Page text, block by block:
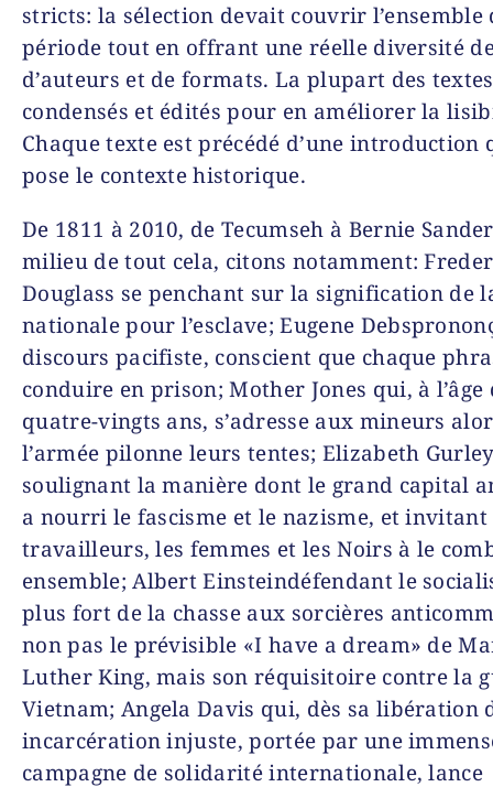
stricts: la sélection devait couvrir l’ensemble
période tout en offrant une réelle diversité
d’auteurs et de formats. La plupart des
condensés et édités pour en améliorer la
Chaque texte est précédé d’une introduction
pose le contexte historique.
De 1811 à 2010, deTecumseh à Bernie
milieu de tout cela, citons notamment:
Douglass se penchant sur la signification de
nationale pour l’esclave;Eugene Debs
discours pacifiste, conscient que chaque
conduire en prison;Mother Jones qui, à l’âge
quatre-vingts ans, s’adresse aux mineurs
l’armée pilonne leurs tentes; Elizabeth
soulignant la manière dont le grand capital
a nourri le fascisme et le nazisme, et invitant
travailleurs, les femmes et les Noirs à le
ensemble;Albert Einsteindéfendant le
plus fort de la chasse aux sorcières
non pas le prévisible «I have a dream» de
Luther King, mais son réquisitoire contre la
Vietnam; Angela Davis qui, dès sa libération
incarcération injuste, portée par une
campagne de solidarité internationale, lance